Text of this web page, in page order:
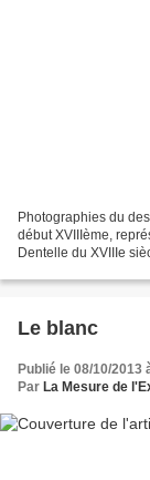
Photographies du
début XVIIIème,
Dentelle du XVIIIe
Le blanc
Publié le 08/10/2013
Par La Mesure de